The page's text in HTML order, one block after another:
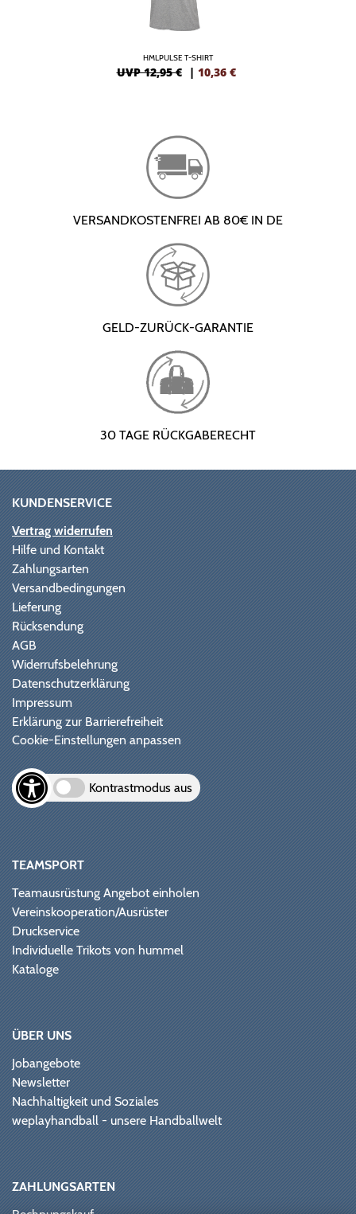
HMLPULSE T-SHIRT
UVP 12,95 € | 10,36 €
VERSANDKOSTENFREI AB 80€ IN DE
GELD-ZURÜCK-GARANTIE
30 TAGE RÜCKGABERECHT
KUNDENSERVICE
Vertrag widerrufen
Hilfe und Kontakt
Zahlungsarten
Versandbedingungen
Lieferung
Rücksendung
AGB
Widerrufsbelehrung
Datenschutzerklärung
Impressum
Erklärung zur Barrierefreiheit
Cookie-Einstellungen anpassen
Kontrastmodus aus
TEAMSPORT
Teamausrüstung Angebot einholen
Vereinskooperation/Ausrüster
Druckservice
Individuelle Trikots von hummel
Kataloge
ÜBER UNS
Jobangebote
Newsletter
Nachhaltigkeit und Soziales
weplayhandball - unsere Handballwelt
ZAHLUNGSARTEN